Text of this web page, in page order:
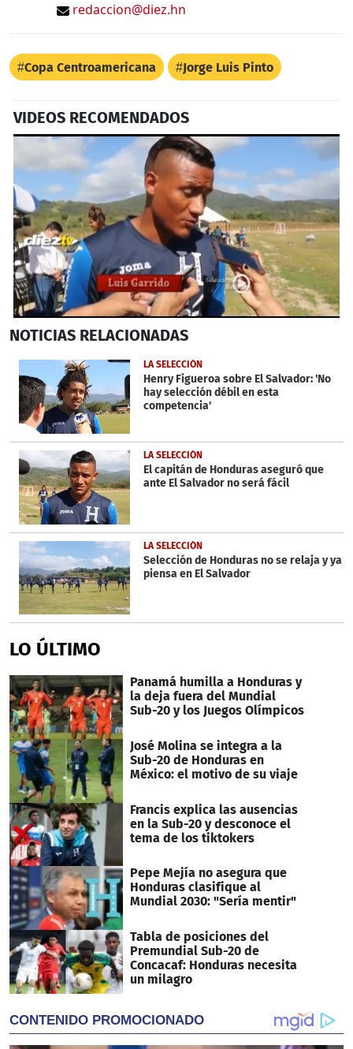
redaccion@diez.hn
Copa Centroamericana Jorge Luis Pinto
VIDEOS RECOMENDADOS
seconds
29
seconds
NOTICIAS RELACIONADAS
LA SELECCIÓN
Henry Figueroa sobre El Salvador: 'No
hay selección débil en esta
competencia'
LA SELECCIÓN
El capitán de Honduras aseguró que
ante El Salvador no será fácil
LA SELECCIÓN
Selección de Honduras no se relaja y ya
piensa en El Salvador
LO ÚLTIMO
Panamá humilla a Honduras y
la deja fuera del Mundial
Sub-20 y los Juegos Olímpicos
José Molina se integra a la
Sub-20 de Honduras en
México: el motivo de su viaje
Francis explica las ausencias
en la Sub-20 y desconoce el
tema de los tiktokers
Pepe Mejía no asegura que
Honduras clasifique al
Mundial 2030: "Sería mentir"
Tabla de posiciones del
Premundial Sub-20 de
Concacaf: Honduras necesita
un milagro